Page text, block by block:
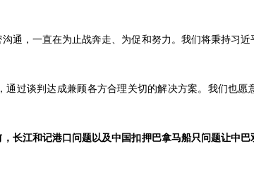
通，一直在为止战奔走、为促和努力。我们将秉持习
过谈判达成兼顾各方合理关切的解决方案。我们也
长江和记港口问题以及中国扣押巴拿马船只问题让中